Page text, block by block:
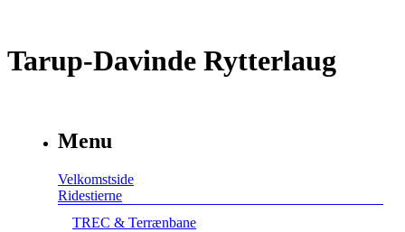
Tarup-Davinde Rytterlaug
Menu
Velkomstside
Ridestierne
TREC & Terrænbane